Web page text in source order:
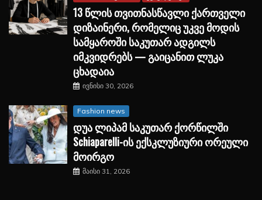
13 წლის თვითნასწავლი ქართველი
დიზაინერი, რომელიც უკვე მოდის
სამყაროში საკუთარ ადგილს
იმკვიდრებს — გაიცანით ლუკა
ცხადაია
ივნისი 30, 2026
Fashion news
დუა ლიპამ საკუთარ ქორწილში
Schiaparelli-ის ექსკლუზიური ორეული
მოირგო
მაისი 31, 2026